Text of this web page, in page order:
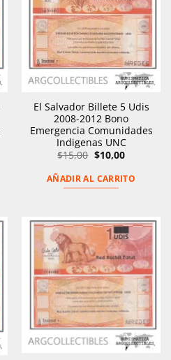
El Salvador Billete 5 Udis
2008-2012 Bono
Emergencia Comunidades
Indigenas UNC
$15,00 El
precio
original
era:
$15,00.
$10,00El
precio
actual
es:
AÑADIR AL CARRITO